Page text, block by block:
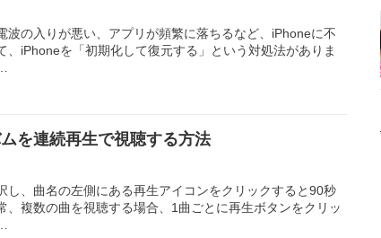
波の入りが悪い、アプリが頻繁に落ちるなど、iPhoneに不
、iPhoneを「初期化して復元する」という対処法がありま
を連続再生で視聴する方法
し、曲名の左側にある再生アイコンをクリックすると90秒
、複数の曲を視聴する場合、1曲ごとに再生ボタンをクリッ